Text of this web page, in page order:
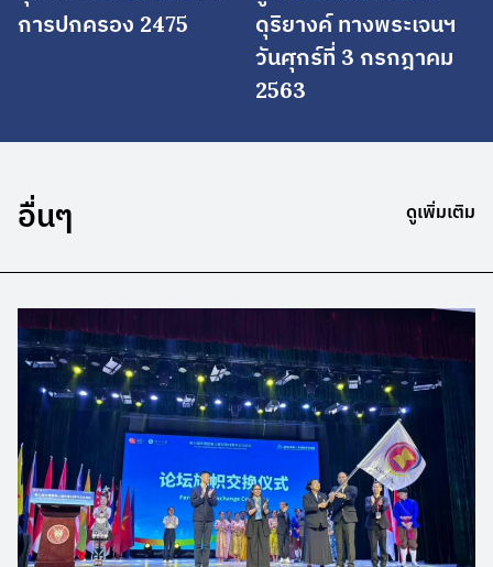
การปกครอง 2475
ดุริยางค์ ทางพระเจนฯ
วันศุกร์ที่ 3 กรกฎาคม
2563
อื่นๆ ดูเพิ่มเติม